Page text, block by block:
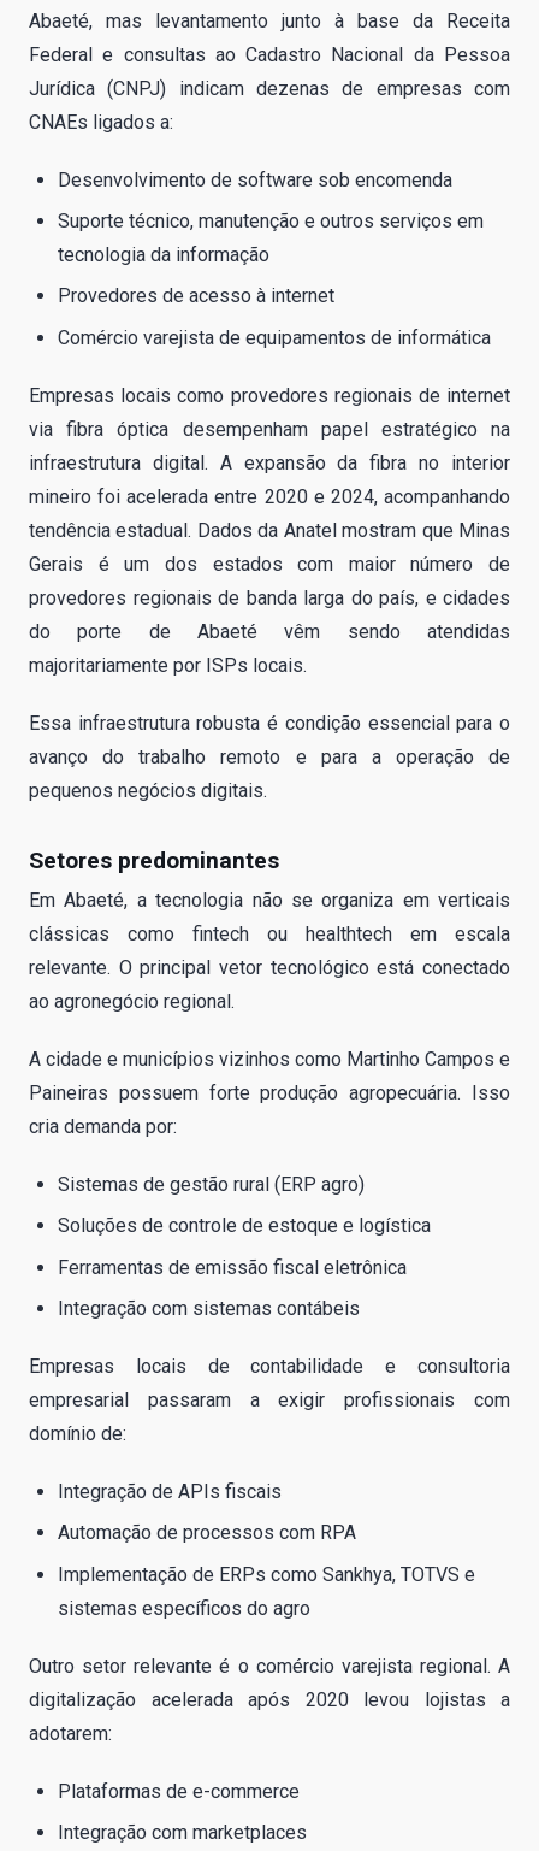
Abaeté, mas levantamento junto à base da Receita
Federal e consultas ao Cadastro Nacional da Pessoa
Jurídica (CNPJ) indicam dezenas de empresas com
CNAEs ligados a:
Desenvolvimento de software sob encomenda
Suporte técnico, manutenção e outros serviços em
tecnologia da informação
Provedores de acesso à internet
Comércio varejista de equipamentos de informática
Empresas locais como provedores regionais de internet
via fibra óptica desempenham papel estratégico na
infraestrutura digital. A expansão da fibra no interior
mineiro foi acelerada entre 2020 e 2024, acompanhando
tendência estadual. Dados da Anatel mostram que Minas
Gerais é um dos estados com maior número de
provedores regionais de banda larga do país, e cidades
do porte de Abaeté vêm sendo atendidas
majoritariamente por ISPs locais.
Essa infraestrutura robusta é condição essencial para o
avanço do trabalho remoto e para a operação de
pequenos negócios digitais.
Setores predominantes
Em Abaeté, a tecnologia não se organiza em verticais
clássicas como fintech ou healthtech em escala
relevante. O principal vetor tecnológico está conectado
ao agronegócio regional.
A cidade e municípios vizinhos como Martinho Campos e
Paineiras possuem forte produção agropecuária. Isso
cria demanda por:
Sistemas de gestão rural (ERP agro)
Soluções de controle de estoque e logística
Ferramentas de emissão fiscal eletrônica
Integração com sistemas contábeis
Empresas locais de contabilidade e consultoria
empresarial passaram a exigir profissionais com
domínio de:
Integração de APIs fiscais
Automação de processos com RPA
Implementação de ERPs como Sankhya, TOTVS e
sistemas específicos do agro
Outro setor relevante é o comércio varejista regional. A
digitalização acelerada após 2020 levou lojistas a
adotarem:
Plataformas de e-commerce
Integração com marketplaces